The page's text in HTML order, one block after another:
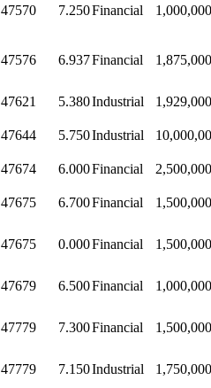
47570 7.250Financial
47576 6.937Financial
47621 5.380Industrial
47644 5.750Industrial
47674 6.000Financial
47675 6.700Financial
47675 0.000Financial
47679 6.500Financial
47779 7.300Financial
47779 7.150Industrial